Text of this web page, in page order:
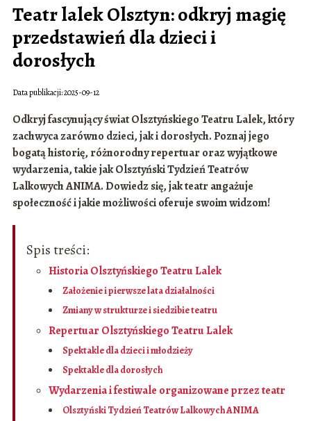
Teatr lalek Olsztyn: odkryj magię
przedstawień dla dzieci i
dorosłych
Data publikacji: 2025-09-12
Odkryj fascynujący świat Olsztyńskiego Teatru Lalek, który
zachwyca zarówno dzieci, jak i dorosłych. Poznaj jego
bogatą historię, różnorodny repertuar oraz wyjątkowe
wydarzenia, takie jak Olsztyński Tydzień Teatrów
Lalkowych ANIMA. Dowiedz się, jak teatr angażuje
społeczność i jakie możliwości oferuje swoim widzom!
Spis treści:
Historia Olsztyńskiego Teatru Lalek
Założenie i pierwsze lata działalności
Zmiany w strukturze i siedzibie teatru
Repertuar Olsztyńskiego Teatru Lalek
Spektakle dla dzieci i młodzieży
Spektakle dla dorosłych
Wydarzenia i festiwale organizowane przez teatr
Olsztyński Tydzień Teatrów Lalkowych ANIMA